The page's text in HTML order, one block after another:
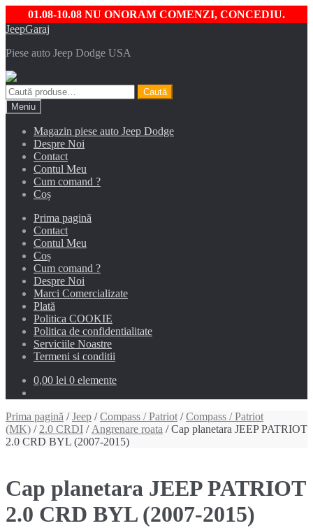
01.08-10.08 NU ONORAM COMENZI, CONCEDIU.
Sari
navigare
Sari
conținut
JeepGaraj
Piese auto Jeep Dodge USA
Caută
după:
Caută
Meniu
Magazin piese auto Jeep Dodge
Despre Noi
Contact
Contul Meu
Cum comand ?
Coș
Prima pagină
Contact
Contul Meu
Coș
Cum comand ?
Despre Noi
Marci Comercializate
Plată
Politica COOKIE
Politica de confidentialitate
Serviciile Noastre
Termeni si conditii
0,00 lei 0 elemente
Prima pagină /Jeep /Compass / Patriot /Compass / Patriot
(MK) / 2.0 CRDI / Angrenare roata / Cap planetara JEEP PATRIOT
2.0 CRD BYL (2007-2015)
Cap planetara JEEP PATRIOT
2.0 CRD BYL (2007-2015)